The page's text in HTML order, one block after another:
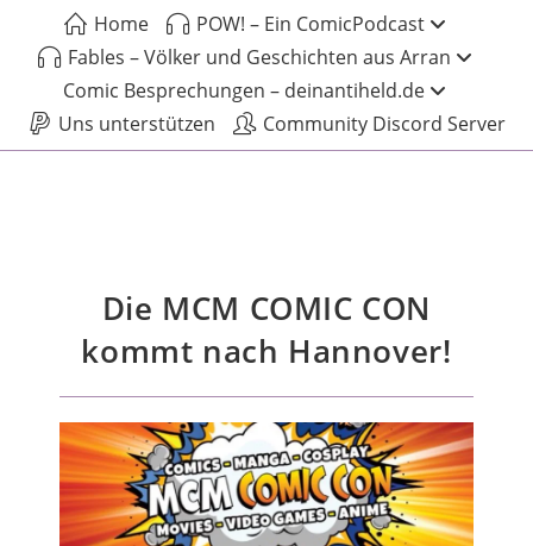
Home
POW! – Ein ComicPodcast
Fables – Völker und Geschichten aus Arran
Comic Besprechungen – deinantiheld.de
Uns unterstützen
Community Discord Server
Die MCM COMIC CON
kommt nach Hannover!